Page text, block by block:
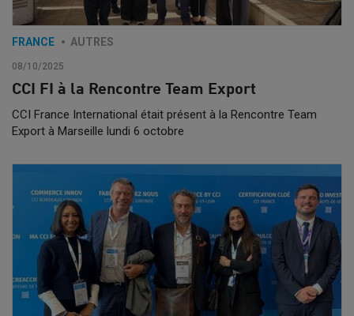
FRANCE AUTRES
08/10/2025
CCI FI à la Rencontre Team Export
CCI France International était présent à la Rencontre Team
Export à Marseille lundi 6 octobre